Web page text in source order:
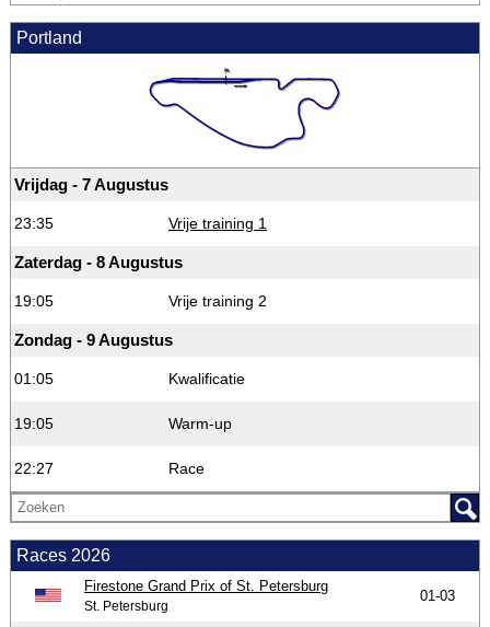
Portland
Vrijdag - 7 Augustus
23:35 Vrije training 1
Zaterdag - 8 Augustus
19:05 Vrije training 2
Zondag - 9 Augustus
01:05 Kwalificatie
19:05 Warm-up
22:27 Race
Races 2026
Firestone Grand Prix of St. Petersburg
St. Petersburg
01-03